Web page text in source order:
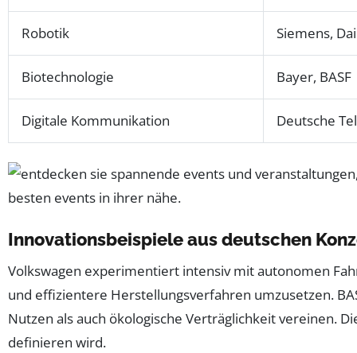
Robotik Siemens,
Biotechnologie Bayer, BASF
Digitale Kommunikation Deutsche
Innovationsbeispiele aus deutschen
Volkswagen experimentiert intensiv mit autonomen
und effizientere Herstellungsverfahren umzusetzen.
Nutzen als auch ökologische Verträglichkeit vereinen.
definieren wird.